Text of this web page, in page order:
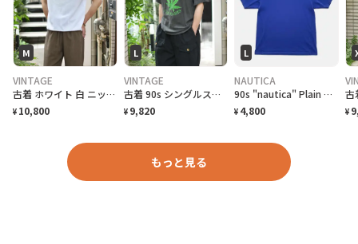
M
VINTAGE
古着 ホワイト 白 ニットポロ ポロシャツ 半袖ポロシャツ プルオーバー
¥ 10,800
L
VINTAGE
古着 90s シングルステッチ 大麻合法化運動 プリントTシャツ フェード
¥ 9,820
L
NAUTICA
90s "nautica" Plain T-Shirt ノーティカ 無地Tシャツ [L]
¥ 4,800 ¥
もっと見る